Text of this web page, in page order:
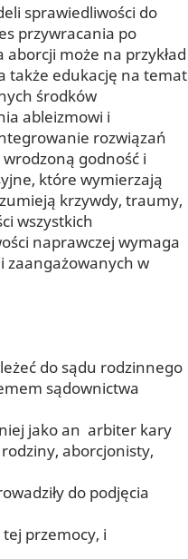
sprawiedliwości do
przywracania po
może na przykład
także edukację na temat
środków
ableizmowi i
rozwiązań
godność i
które wymierzają
krzywdy, traumy,
wszystkich
naprawczej wymaga
zaangażowanych w
do sądu rodzinnego
sądownictwa
jako an arbiter kary
aborcjonisty,
do podjęcia
przemocy, i